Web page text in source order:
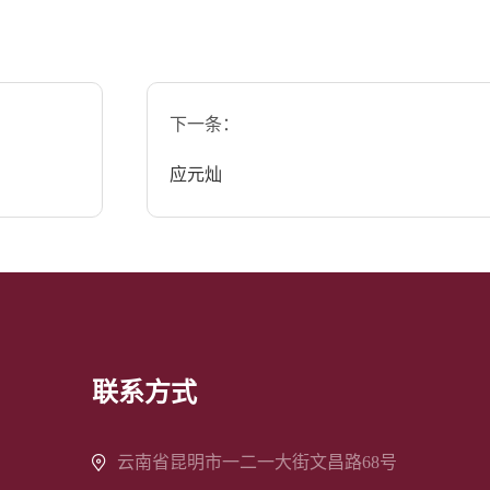
下一条：
应元灿
联系方式
云南省昆明市一二一大街文昌路68号